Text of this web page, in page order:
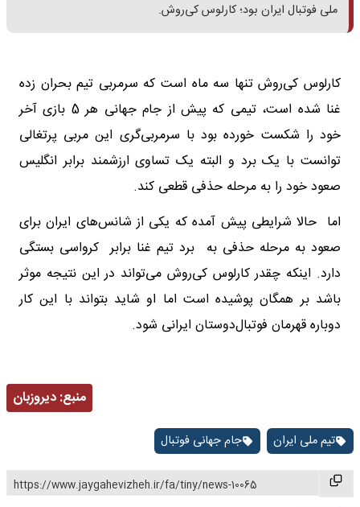
ملی فوتبال ایران بود؛ کارلوس کی‌روش.
کارلوس کی‌روش تنها سه ماه است که سرمربی تیم بحران زده
غنا شده است، تیمی که پیش از جام جهانی هر 5 بازی آخر
خود را شکست خورده بود با سرمربی‌گری این مربی پرتغالی
توانست با یک برد و البته یک تساوی ارزشمند برابر انگلیس
صعود خود را به مرحله حذفی قطعی کند.
اما حالا شرایطی پیش آمده که یکی از شانس‌های ایران برای
صعود به مرحله حذفی به برد تیم غنا برابر کرواسی بستگی
دارد. اینکه چقدر کارلوس کی‌روش می‌تواند در این نتیجه موثر
باشد بر همگان پوشیده است اما او شاید بتواند با این کار
دوباره قهرمان فوتبال‌دوستان ایرانی شود.
منبع:دیروزبان
تیم ملی ایران جام جهانی فوتبال
https://www.jaygahevizheh.ir/fa/tiny/news-10065